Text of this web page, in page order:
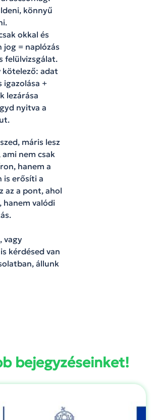
könnyű
okkal és
jog = naplózás
felülvizsgálat.
kötelező: adat
igazolása +
lezárása
nyitva a
máris lesz
nem csak
hanem a
is erősíti a
az a pont, ahol
hanem valódi
vagy
kérdésed van
állunk
bejegyzéseinket!